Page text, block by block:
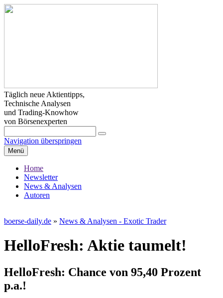
Täglich neue Aktientipps,
Technische Analysen
und Trading-Knowhow
von Börsenexperten
Navigation überspringen
Menü
Home
Newsletter
News & Analysen
Autoren
boerse-daily.de » News & Analysen - Exotic Trader
HelloFresh: Aktie taumelt!
HelloFresh: Chance von 95,40 Prozent
p.a.!